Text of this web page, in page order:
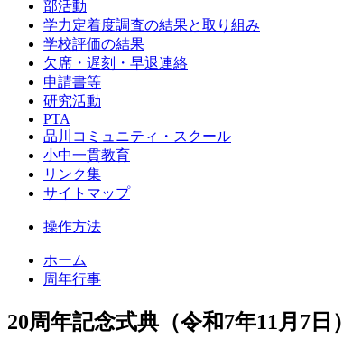
部活動
学力定着度調査の結果と取り組み
学校評価の結果
欠席・遅刻・早退連絡
申請書等
研究活動
PTA
品川コミュニティ・スクール
小中一貫教育
リンク集
サイトマップ
操作方法
ホーム
周年行事
20周年記念式典（令和7年11月7日）